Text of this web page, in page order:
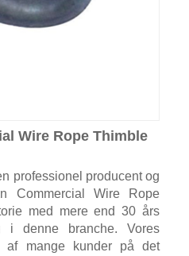
Wire Rope Thimble
professionel producent og
Commercial Wire Rope
med mere end 30 års
i denne branche. Vores
af mange kunder på det